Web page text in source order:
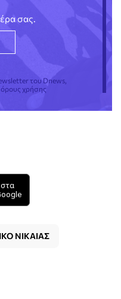
σας.
του Dnews,
όρους χρήσης
στα
ΝΙΚΑΙΑΣ